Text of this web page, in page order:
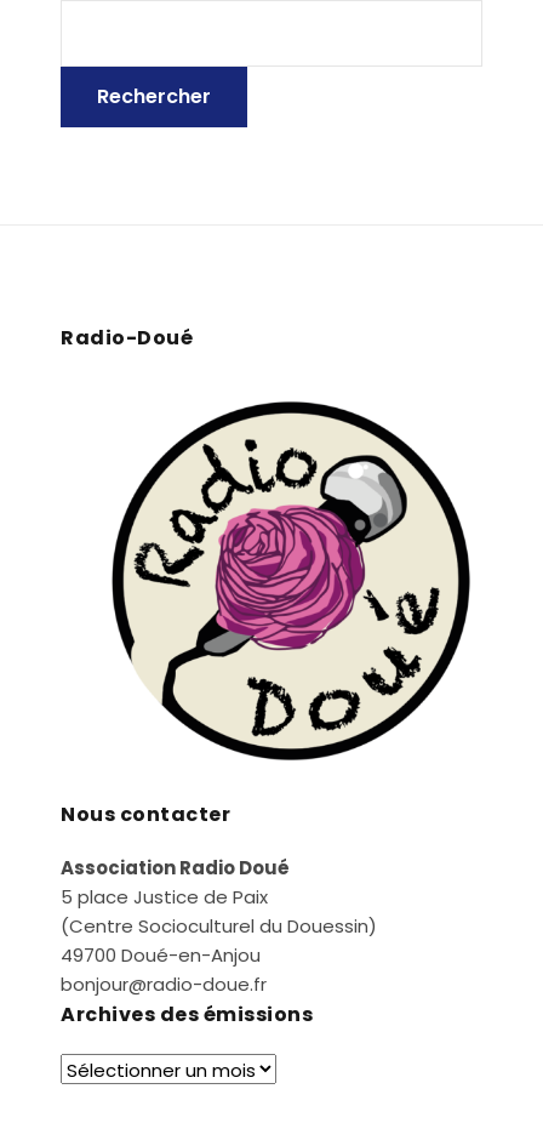
Radio-Doué
Nous contacter
Association Radio Doué
5 place Justice de Paix
(Centre Socioculturel du Douessin)
49700 Doué-en-Anjou
bonjour@radio-doue.fr
Archives des émissions